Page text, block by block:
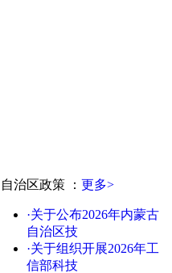
自治区政策 ： 更多>
·关于公布2026年内蒙古
自治区技
·关于组织开展2026年工
信部科技